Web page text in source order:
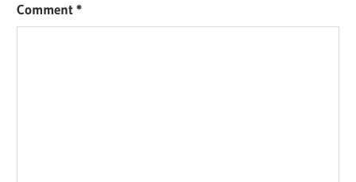
Comment*